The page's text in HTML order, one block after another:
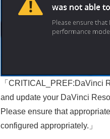
「CRITICAL_PREF:DaVinci
and update your DaVinci
Please ensure that
configured appropriately.」